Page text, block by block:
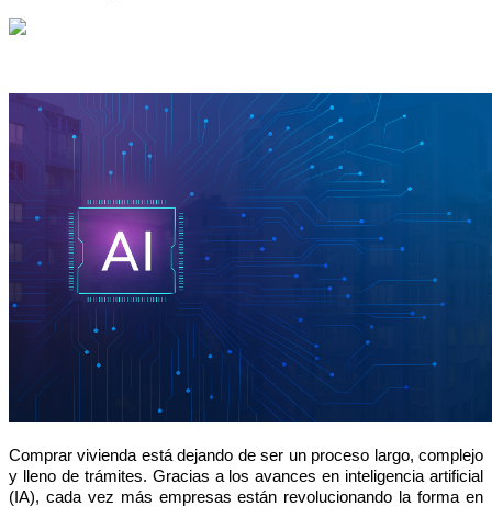
Comprar vivienda está dejando de ser un proceso largo, complejo
y lleno de trámites. Gracias a los avances en inteligencia artificial
(IA), cada vez más empresas están revolucionando la forma en